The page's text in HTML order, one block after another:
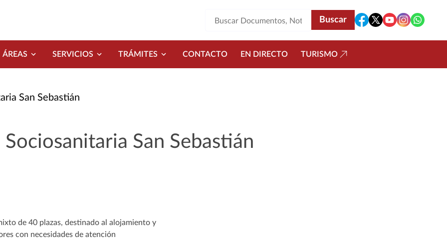
ÁREAS SERVICIOS TRÁMITES CONTACTO EN DIRECTO TURISMO
San Sebastián
Sociosanitaria San Sebastián
de 40 plazas, destinado al alojamiento y
con necesidades de atención